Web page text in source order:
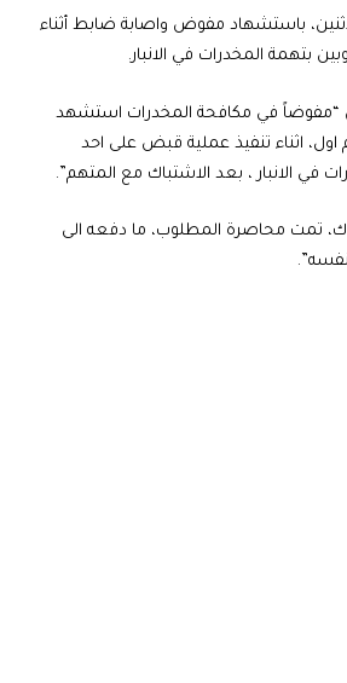
باستشهاد مفوض واصابة ضابط أثناء
بتهمة المخدرات في الانبار.
“مفوضاً في مكافحة المخدرات استشهد
اثناء تنفيذ عملية قبض على احد
في الانبار ، بعد الاشتباك مع المتهم”.
تمت محاصرة المطلوب، ما دفعه الى
نفسه”.